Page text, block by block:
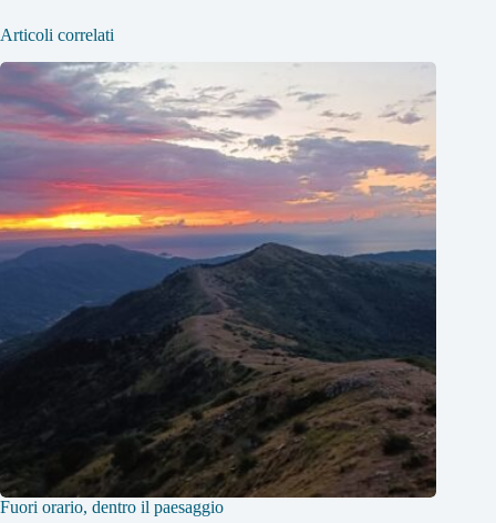
Articoli correlati
Fuori orario, dentro il paesaggio